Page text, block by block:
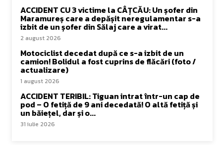
ACCIDENT CU 3 victime la CÂȚCĂU: Un șofer din
Maramureș care a depășit neregulamentar s-a
izbit de un șofer din Sălaj care a virat...
2 august 2026
Motociclist decedat după ce s-a izbit de un
camion! Bolidul a fost cuprins de flăcări (foto /
actualizare)
1 august 2026
ACCIDENT TERIBIL: Tiguan intrat într-un cap de
pod – O fetiță de 9 ani decedată! O altă fetiță și
un băiețel, dar și o...
31 iulie 2026